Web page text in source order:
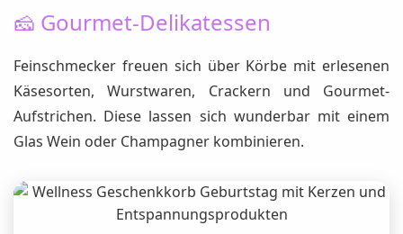
🧀 Gourmet-Delikatessen
Feinschmecker freuen sich über Körbe mit erlesenen
Käsesorten, Wurstwaren, Crackern und Gourmet-
Aufstrichen. Diese lassen sich wunderbar mit einem
Glas Wein oder Champagner kombinieren.